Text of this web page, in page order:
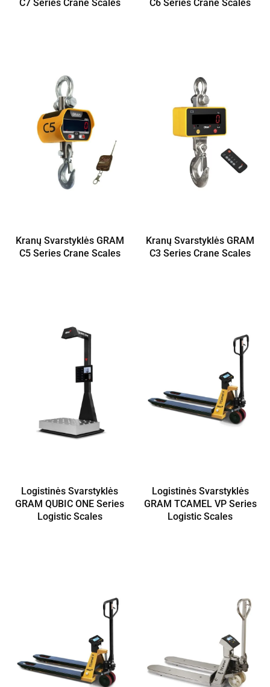
C7 Series Crane Scales
C6 Series Crane Scales
Kranų Svarstyklės GRAM
C5 Series Crane Scales
Kranų Svarstyklės GRAM
C3 Series Crane Scales
Logistinės Svarstyklės
GRAM QUBIC ONE Series
Logistic Scales
Logistinės Svarstyklės
GRAM TCAMEL VP Series
Logistic Scales